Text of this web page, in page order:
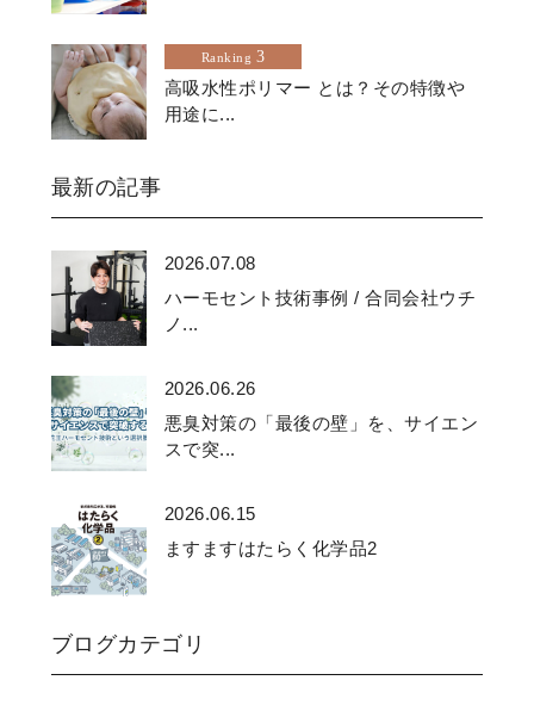
Ranking 3
高吸水性ポリマー とは？その特徴や
用途に...
最新の記事
2026.07.08
ハーモセント技術事例 / 合同会社ウチ
ノ...
2026.06.26
悪臭対策の「最後の壁」を、サイエン
スで突...
2026.06.15
ますますはたらく化学品2
ブログカテゴリ